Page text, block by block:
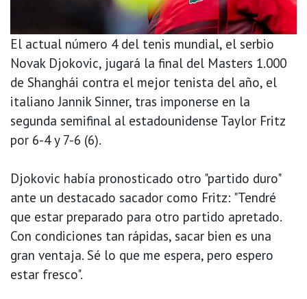
El actual número 4 del tenis mundial, el serbio
Novak Djokovic, jugará la final del Masters 1.000
de Shanghái contra el mejor tenista del año, el
italiano Jannik Sinner, tras imponerse en la
segunda semifinal al estadounidense Taylor Fritz
por 6-4 y 7-6 (6).
Djokovic había pronosticado otro "partido duro"
ante un destacado sacador como Fritz: "Tendré
que estar preparado para otro partido apretado.
Con condiciones tan rápidas, sacar bien es una
gran ventaja. Sé lo que me espera, pero espero
estar fresco".